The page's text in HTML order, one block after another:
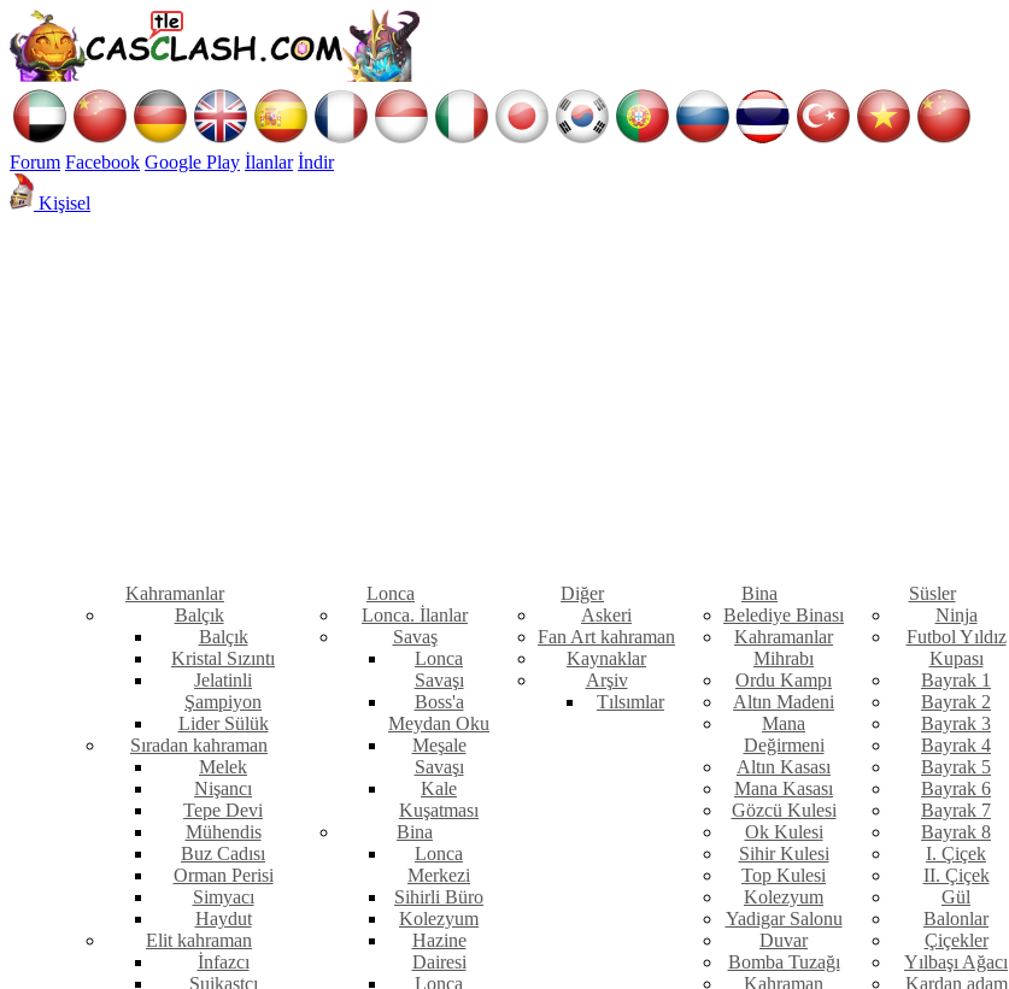
Forum Facebook Google Play İlanlar İndir
Kişisel
Kahramanlar
Balçık
Balçık
Kristal Sızıntı
Jelatinli
Şampiyon
Lider Sülük
Sıradan kahraman
Melek
Nişancı
Tepe Devi
Mühendis
Buz Cadısı
Orman Perisi
Simyacı
Haydut
Elit kahraman
İnfazcı
Suikastçı
Lonca
Lonca. İlanlar
Savaş
Lonca
Savaşı
Boss'a
Meydan Oku
Meşale
Savaşı
Kale
Kuşatması
Bina
Lonca
Merkezi
Sihirli Büro
Kolezyum
Hazine
Dairesi
Lonca
Diğer
Askeri
Fan Art kahraman
Kaynaklar
Arşiv
Tılsımlar
Bina
Belediye Binası
Kahramanlar
Mihrabı
Ordu Kampı
Altın Madeni
Mana
Değirmeni
Altın Kasası
Mana Kasası
Gözcü Kulesi
Ok Kulesi
Sihir Kulesi
Top Kulesi
Kolezyum
Yadigar Salonu
Duvar
Bomba Tuzağı
Kahraman
Süsler
Ninja
Futbol Yıldız
Kupası
Bayrak 1
Bayrak 2
Bayrak 3
Bayrak 4
Bayrak 5
Bayrak 6
Bayrak 7
Bayrak 8
I. Çiçek
II. Çiçek
Gül
Balonlar
Çiçekler
Yılbaşı Ağacı
Kardan adam